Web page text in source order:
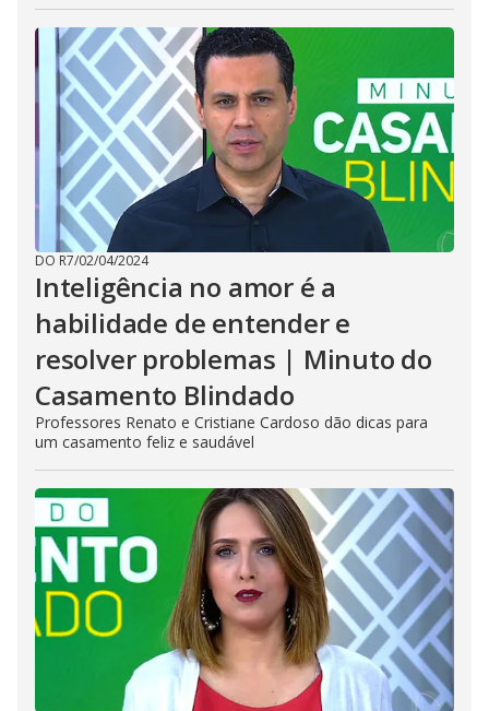
DO R7/02/04/2024
Inteligência no amor é a
habilidade de entender e
resolver problemas | Minuto do
Casamento Blindado
Professores Renato e Cristiane Cardoso dão dicas para
um casamento feliz e saudável